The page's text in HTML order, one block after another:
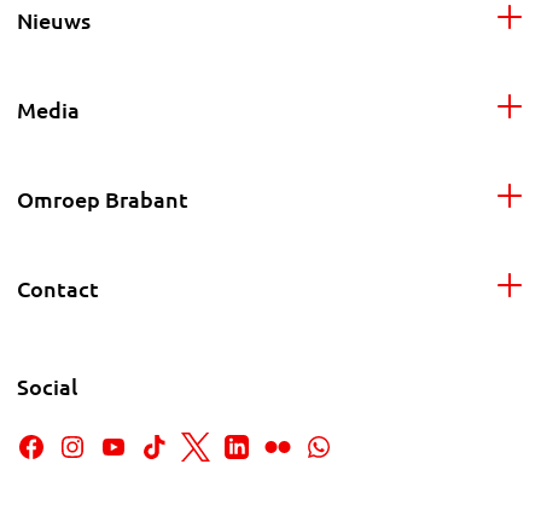
Nieuws
Media
Omroep Brabant
Contact
Social